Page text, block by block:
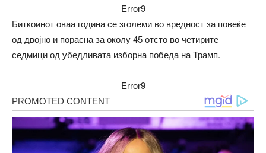
Error9
Биткоинот оваа година се зголеми во вредност за повеќе
од двојно и порасна за околу 45 отсто во четирите
седмици од убедливата изборна победа на Трамп.
Error9